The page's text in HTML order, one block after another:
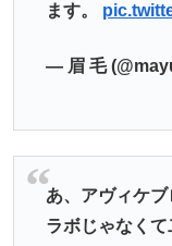
ます。
— 眉 毛
あ、アヴィケ
ラボじゃなく